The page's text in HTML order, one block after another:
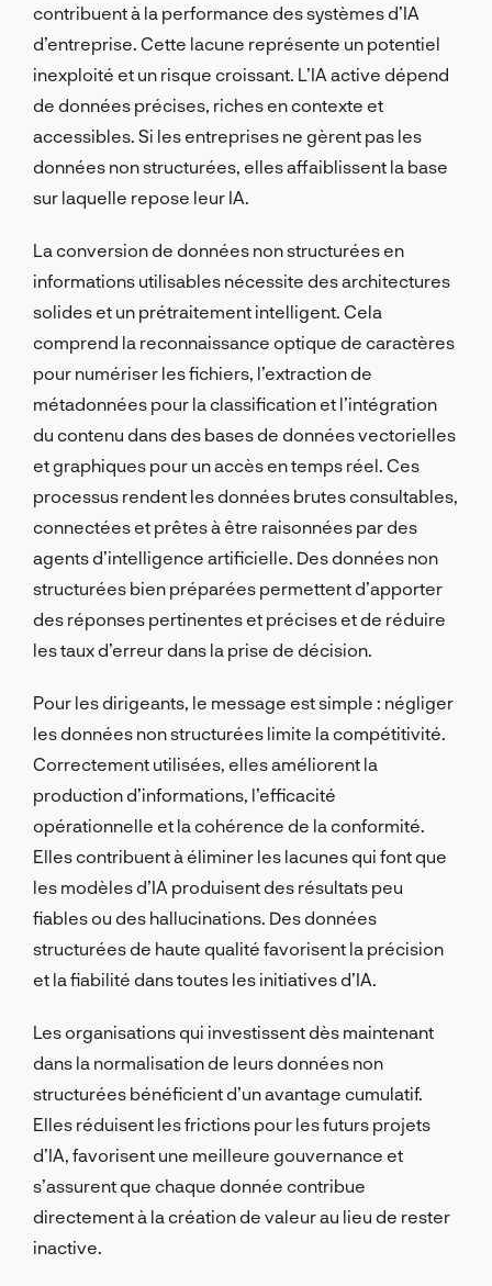
contribuent à la performance des systèmes d’IA
d’entreprise. Cette lacune représente un potentiel
inexploité et un risque croissant. L’IA active dépend
de données précises, riches en contexte et
accessibles. Si les entreprises ne gèrent pas les
données non structurées, elles affaiblissent la base
sur laquelle repose leur IA.
La conversion de données non structurées en
informations utilisables nécessite des architectures
solides et un prétraitement intelligent. Cela
comprend la reconnaissance optique de caractères
pour numériser les fichiers, l’extraction de
métadonnées pour la classification et l’intégration
du contenu dans des bases de données vectorielles
et graphiques pour un accès en temps réel. Ces
processus rendent les données brutes consultables,
connectées et prêtes à être raisonnées par des
agents d’intelligence artificielle. Des données non
structurées bien préparées permettent d’apporter
des réponses pertinentes et précises et de réduire
les taux d’erreur dans la prise de décision.
Pour les dirigeants, le message est simple : négliger
les données non structurées limite la compétitivité.
Correctement utilisées, elles améliorent la
production d’informations, l’efficacité
opérationnelle et la cohérence de la conformité.
Elles contribuent à éliminer les lacunes qui font que
les modèles d’IA produisent des résultats peu
fiables ou des hallucinations. Des données
structurées de haute qualité favorisent la précision
et la fiabilité dans toutes les initiatives d’IA.
Les organisations qui investissent dès maintenant
dans la normalisation de leurs données non
structurées bénéficient d’un avantage cumulatif.
Elles réduisent les frictions pour les futurs projets
d’IA, favorisent une meilleure gouvernance et
s’assurent que chaque donnée contribue
directement à la création de valeur au lieu de rester
inactive.